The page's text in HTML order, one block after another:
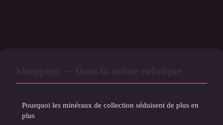
Pourquoi les minéraux de collection séduisent de plus en
plus